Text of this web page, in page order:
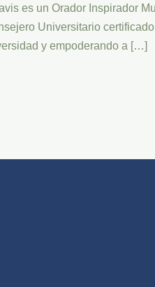
es un Orador Inspirador
Universitario
y empoderando a […]